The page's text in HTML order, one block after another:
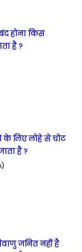
होना किस
है ?
के लिए लोहे से चोट
है ?
जनित नहीं है